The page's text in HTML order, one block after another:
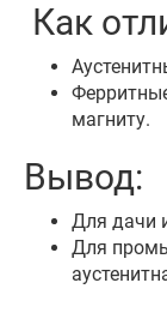
Как
магниту.
Вывод:
Для дачи
Для